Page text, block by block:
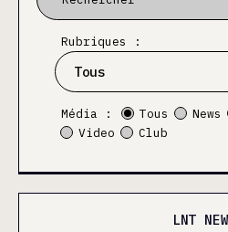
Rubriques :
Média : Tous News
Video
Club
LNT